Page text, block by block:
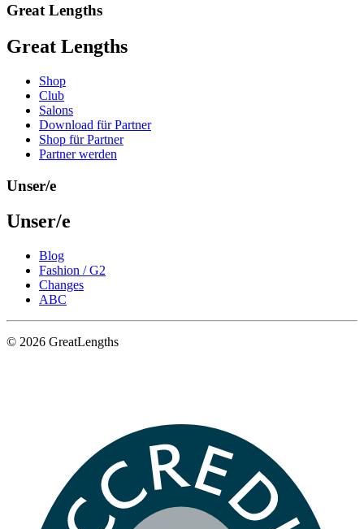
Great Lengths
Great Lengths
Shop
Club
Salons
Download für Partner
Shop für Partner
Partner werden
Unser/e
Unser/e
Blog
Fashion / G2
Changes
ABC
© 2026 GreatLengths